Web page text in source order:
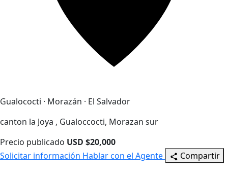
Gualococti · Morazán · El Salvador
canton la Joya , Gualoccocti, Morazan sur
Precio publicado USD $20,000
Solicitar información Hablar con el Agente Compartir